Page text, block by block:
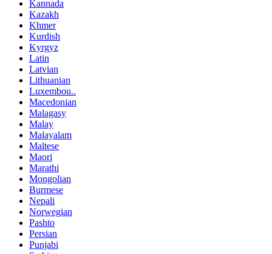
Kannada
Kazakh
Khmer
Kurdish
Kyrgyz
Latin
Latvian
Lithuanian
Luxembou..
Macedonian
Malagasy
Malay
Malayalam
Maltese
Maori
Marathi
Mongolian
Burmese
Nepali
Norwegian
Pashto
Persian
Punjabi